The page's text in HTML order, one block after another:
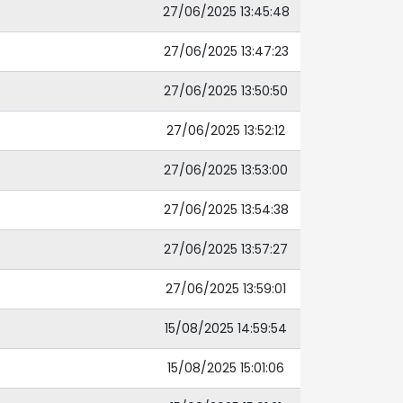
27/06/2025 13:45:48
27/06/2025 13:47:23
27/06/2025 13:50:50
27/06/2025 13:52:12
27/06/2025 13:53:00
27/06/2025 13:54:38
27/06/2025 13:57:27
27/06/2025 13:59:01
15/08/2025 14:59:54
15/08/2025 15:01:06